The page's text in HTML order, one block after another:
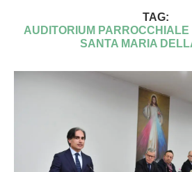
TAG:
AUDITORIUM PARROCCHIALE
SANTA MARIA